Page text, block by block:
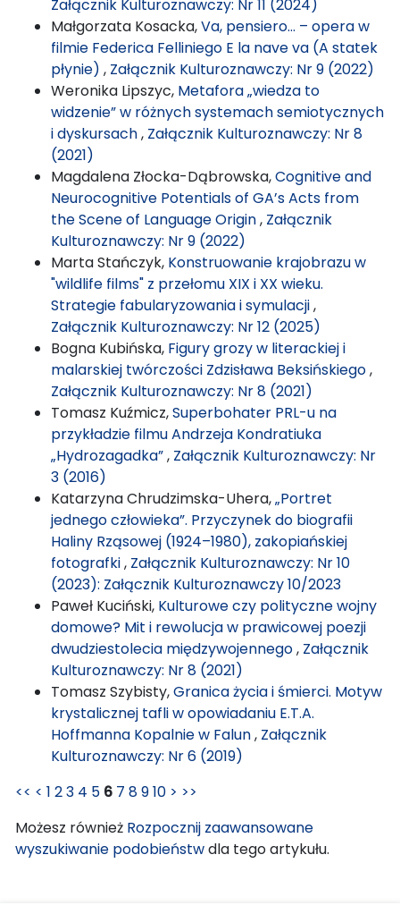
Załącznik Kulturoznawczy: Nr 11 (2024)
Małgorzata Kosacka,Va, pensiero… – opera w
filmie Federica Felliniego E la nave va (A statek
płynie) , Załącznik Kulturoznawczy: Nr 9 (2022)
Weronika Lipszyc, Metafora „wiedza to
widzenie” w różnych systemach semiotycznych
i dyskursach, Załącznik Kulturoznawczy: Nr 8
(2021)
Magdalena Złocka-Dąbrowska,Cognitive and
Neurocognitive Potentials of GA’s Acts from
the Scene of Language Origin, Załącznik
Kulturoznawczy: Nr 9 (2022)
Marta Stańczyk, Konstruowanie krajobrazu w
"wildlife films" z przełomu XIX i XX wieku.
Strategie fabularyzowania i symulacji,
Załącznik Kulturoznawczy: Nr 12 (2025)
Bogna Kubińska, Figury grozy w literackiej i
malarskiej twórczości Zdzisława Beksińskiego,
Załącznik Kulturoznawczy: Nr 8 (2021)
Tomasz Kuźmicz,Superbohater PRL-u na
przykładzie filmu Andrzeja Kondratiuka
„Hydrozagadka”, Załącznik Kulturoznawczy: Nr
3 (2016)
Katarzyna Chrudzimska-Uhera,„Portret
jednego człowieka”. Przyczynek do biografii
Haliny Rząsowej (1924–1980), zakopiańskiej
fotografki, Załącznik Kulturoznawczy: Nr 10
(2023): Załącznik Kulturoznawczy 10/2023
Paweł Kuciński, Kulturowe czy polityczne wojny
domowe? Mit i rewolucja w prawicowej poezji
dwudziestolecia międzywojennego, Załącznik
Kulturoznawczy: Nr 8 (2021)
Tomasz Szybisty,Granica życia i śmierci. Motyw
krystalicznej tafli w opowiadaniu E.T.A.
Hoffmanna Kopalnie w Falun, Załącznik
Kulturoznawczy: Nr 6 (2019)
<< < 1 23 4 5 6 7 8910 > >>
Możesz również Rozpocznij zaawansowane
wyszukiwanie podobieństwdla tego artykułu.